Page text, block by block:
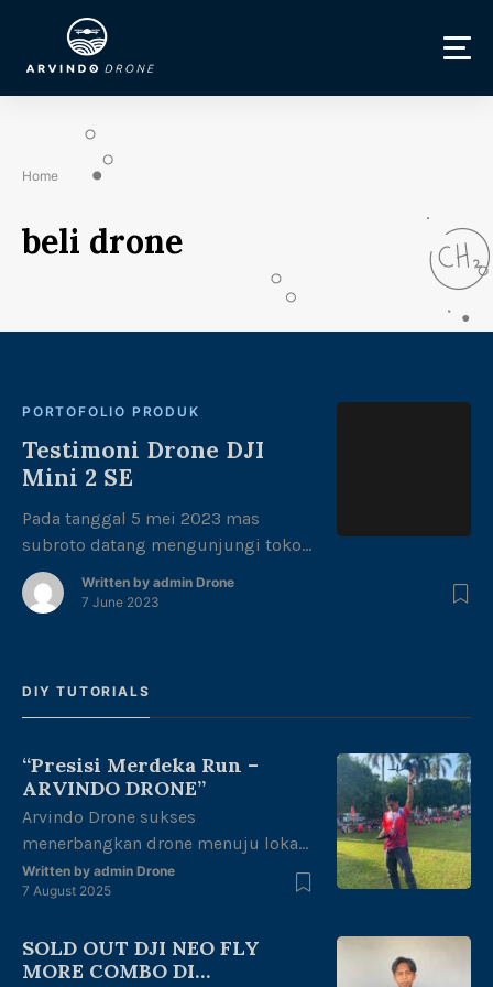
Home
beli drone
PORTOFOLIO PRODUK
Testimoni Drone DJI
Mini 2 SE
Pada tanggal 5 mei 2023 mas
subroto datang mengunjungi toko
drone Arvindo Drone Jambi, dan
menyukai produk yang tersedia
spesifikasi yang menghasilkan
gambar 4K, mudah dibawa
berpergian karena berat drone hanya
249 […]
Written by admin Drone
7 June 2023
DIY TUTORIALS
“Presisi Merdeka Run –
ARVINDO DRONE”
Arvindo Drone sukses
menerbangkan drone menuju lokasi
start Runing untuk melakukan
mapping area di halaman kantor
“merdeka berlari, junjung adat tuah
negeri” dalam rangka kemerdekaan
Written by admin Drone
7 August 2025
SOLD OUT DJI NEO FLY
MORE COMBO DI